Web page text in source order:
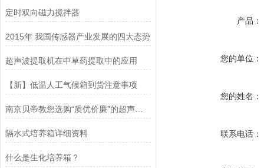
定时双向磁力搅拌器
2015年 我国传感器产业发展的四大态势
超声波提取机在中草药提取中的应用
【新】低温人工气候箱到货注意事项
南京贝帝教您选购“质优价廉”的超声波细胞破碎仪
隔水式培养箱详细资料
什么是生化培养箱？
产品：
您的单位：
您的姓名：
联系电话：